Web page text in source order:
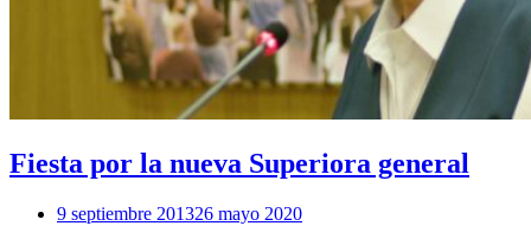
Fiesta por la nueva Superiora general
9 septiembre 201326 mayo 2020